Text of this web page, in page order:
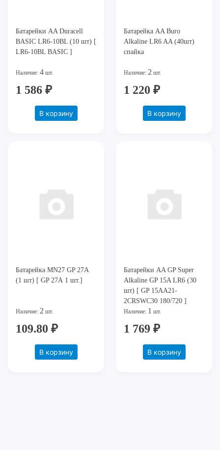
Батарейки AA Duracell
BASIC LR6-10BL (10 шт) [
LR6-10BL BASIC ]
Наличие: 4 шт.
1 586 ₽
В корзину
Батарейка AA Buro
Alkaline LR6 AA (40шт)
спайка
Наличие: 2 шт.
1 220 ₽
В корзину
Батарейка MN27 GP 27А
(1 шт) [ GP 27А 1 шт.]
Наличие: 2 шт.
109.80 ₽
В корзину
Батарейки AA GP Super
Alkaline GP 15A LR6 (30
шт) [ GP 15AA21-
2CRSWC30 180/720 ]
Наличие: 1 шт.
1 769 ₽
В корзину